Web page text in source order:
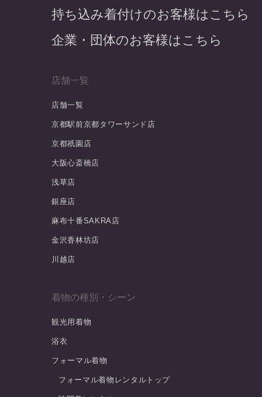
持ち込み着付けのお客様はこちら
企業・団体のお客様はこちら
店舗一覧
店舗一覧
京都駅前京都タワーサンド店
京都祇園店
大阪心斎橋店
浅草店
銀座店
麻布十番SAKRA店
金沢香林坊店
川越店
着物の種別・シーン
観光用着物
浴衣
フォーマル着物
フォーマル着物レンタルトップ